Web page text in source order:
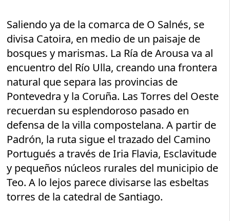
Saliendo ya de la comarca de O Salnés, se
divisa Catoira, en medio de un paisaje de
bosques y marismas. La Ría de Arousa va al
encuentro del Río Ulla, creando una frontera
natural que separa las provincias de
Pontevedra y la Coruña. Las Torres del Oeste
recuerdan su esplendoroso pasado en
defensa de la villa compostelana. A partir de
Padrón, la ruta sigue el trazado del Camino
Portugués a través de Iria Flavia, Esclavitude
y pequeños núcleos rurales del municipio de
Teo. A lo lejos parece divisarse las esbeltas
torres de la catedral de Santiago.